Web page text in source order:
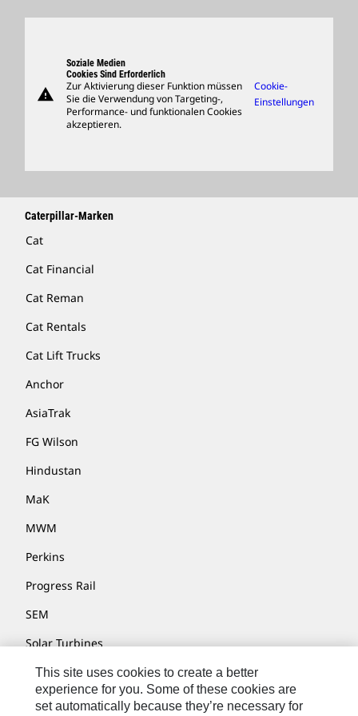
Support
Merchandise
Händler Suchen
warning
Soziale Medien
Cookies Sind Erforderlich
Zur Aktivierung dieser Funktion müssen
Sie die Verwendung von Targeting-,
Performance- und funktionalen Cookies
akzeptieren.
Cookie-
Einstellungen
Caterpillar-Marken
Cat
Cat Financial
Cat Reman
Cat Rentals
Cat Lift Trucks
Anchor
AsiaTrak
FG Wilson
Hindustan
MaK
MWM
Perkins
Progress Rail
SEM
Solar Turbines
SPM Oil & Gas
Turner Powertrain Systems
This site uses cookies to create a better
experience for you. Some of these cookies are
set automatically because they’re necessary for